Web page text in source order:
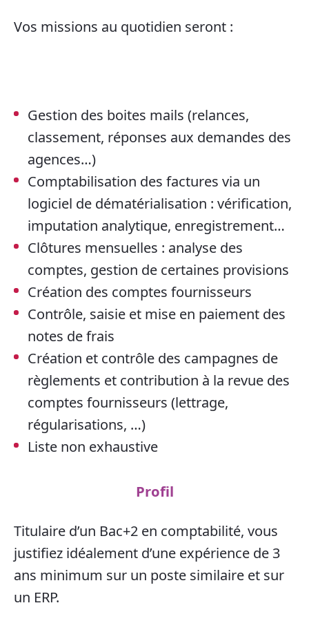
Vos missions au quotidien seront :
Gestion des boites mails (relances,
classement, réponses aux demandes des
agences…)
Comptabilisation des factures via un
logiciel de dématérialisation : vérification,
imputation analytique, enregistrement…
Clôtures mensuelles : analyse des
comptes, gestion de certaines provisions
Création des comptes fournisseurs
Contrôle, saisie et mise en paiement des
notes de frais
Création et contrôle des campagnes de
règlements et contribution à la revue des
comptes fournisseurs (lettrage,
régularisations, …)
Liste non exhaustive
Profil
Titulaire d’un Bac+2 en comptabilité, vous
justifiez idéalement d’une expérience de 3
ans minimum sur un poste similaire et sur
un ERP.